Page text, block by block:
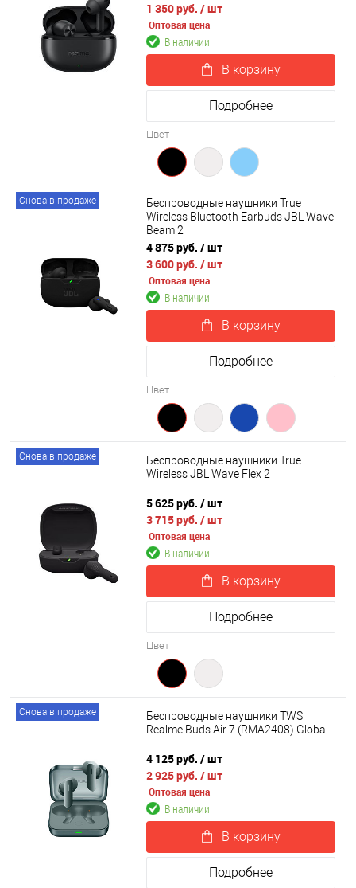
1 350 руб. / шт
Оптовая цена
В наличии
В корзину
Подробнее
Цвет
Снова в продаже
Беспроводные наушники True
Wireless Bluetooth Earbuds JBL Wave
Beam 2
4 875 руб. / шт
3 600 руб. / шт
Оптовая цена
В наличии
В корзину
Подробнее
Цвет
Снова в продаже
Беспроводные наушники True
Wireless JBL Wave Flex 2
5 625 руб. / шт
3 715 руб. / шт
Оптовая цена
В наличии
В корзину
Подробнее
Цвет
Снова в продаже
Беспроводные наушники TWS
Realme Buds Air 7 (RMA2408) Global
4 125 руб. / шт
2 925 руб. / шт
Оптовая цена
В наличии
В корзину
Подробнее